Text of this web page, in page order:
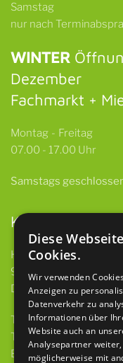
Samstag
nur nach
WINTER
Dezember
Fachmarkt +
Montag - Freitag
07.00 - 17.00 Uhr
Samstags
Kontakt
HBH GmbH & Co. KG
97922 Lauda-
Deubacher Str. 12
Telefon 09343 615
Telefax 09343 615
E-Mail
Diese
Cookies.
Wir verwenden
Anzeigen zu
Datenverkehr zu
Informationen über
Website auch an
Analysepartner
möglicherweise mit